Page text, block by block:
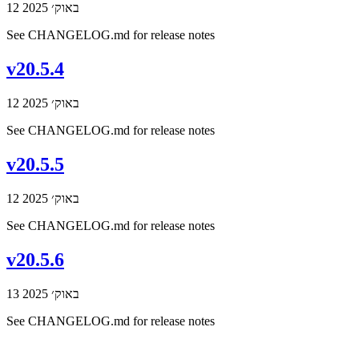
12 באוק׳ 2025
See CHANGELOG.md for release notes
v20.5.4
12 באוק׳ 2025
See CHANGELOG.md for release notes
v20.5.5
12 באוק׳ 2025
See CHANGELOG.md for release notes
v20.5.6
13 באוק׳ 2025
See CHANGELOG.md for release notes